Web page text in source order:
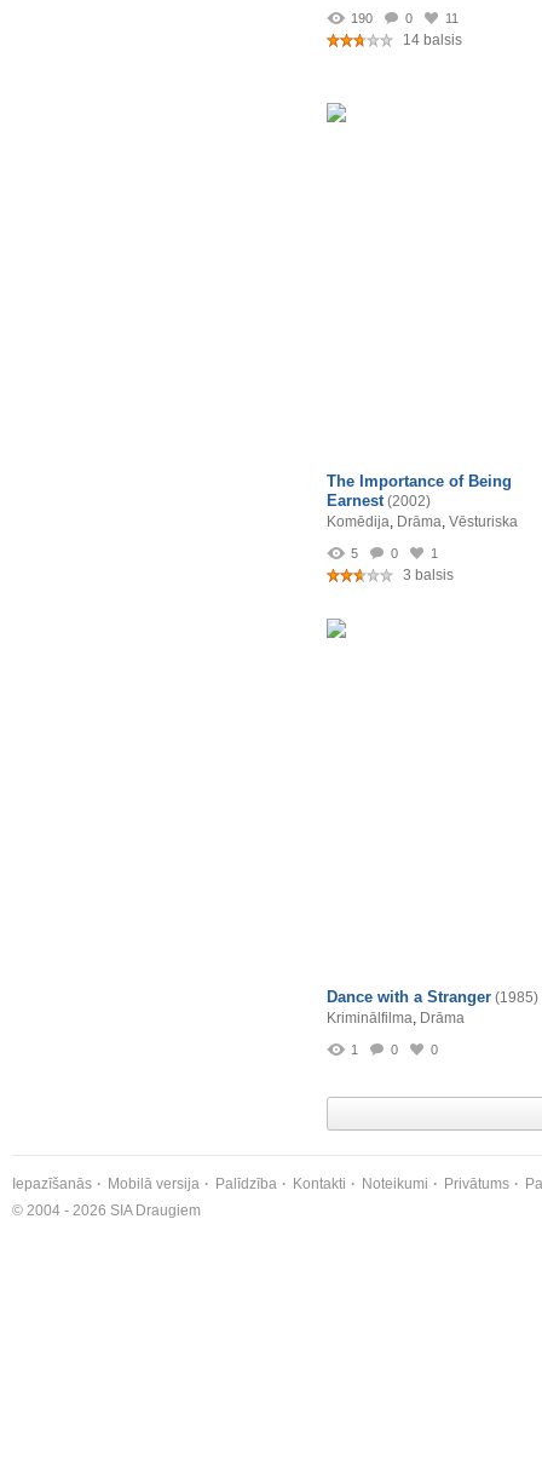
190 0 11
14 balsis
The Importance of Being
Earnest (2002)
Komēdija, Drāma, Vēsturiska
5 0 1
3 balsis
Dance with a Stranger (1985)
Kriminālfilma, Drāma
1 0 0
Iepazīšanās Mobilā versija Palīdzība Kontakti Noteikumi Privātums
© 2004 - 2026 SIA Draugiem